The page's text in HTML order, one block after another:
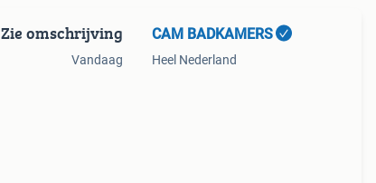
Zie omschrijving
Vandaag
CAM BADKAMERS
Heel Nederland